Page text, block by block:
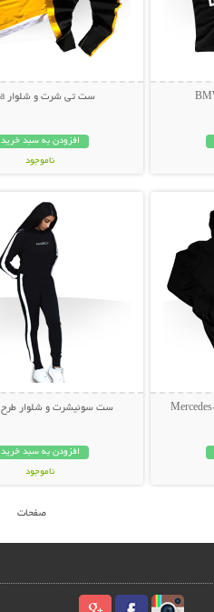
ست تی شرت و شلوار Zara
افزودن به سبد خرید
ناموجود
ست سوئیشرت و شلوار طرح Anarch
افزودن به سبد خرید
ناموجود
صفحات